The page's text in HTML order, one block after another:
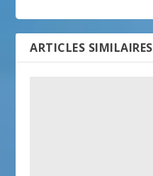
ARTICLES SIMILAIRES